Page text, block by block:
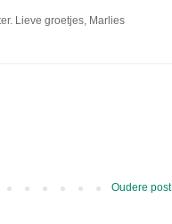
Lieve groetjes, Marlies
Oudere post